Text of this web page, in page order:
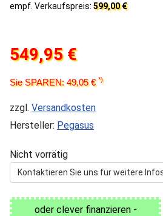
empf. Verkaufspreis: 599,00 €
549,95 €
Sie SPAREN: 49,05 €*)
zzgl. Versandkosten
Hersteller: Pegasus
Nicht vorrätig
Kontaktieren Sie uns für weitere
oder clever finanzieren -